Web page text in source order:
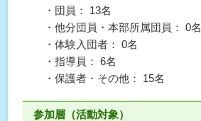
・団員： 13名
・他分団員・本部所属団員： 0名
・体験入団者： 0名
・指導員： 6名
・保護者・その他： 15名
参加層（活動対象）